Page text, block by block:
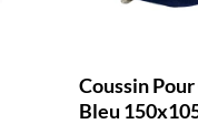
Coussin
Bleu